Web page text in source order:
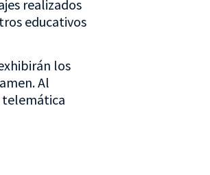
realizados
educativos
los
Al